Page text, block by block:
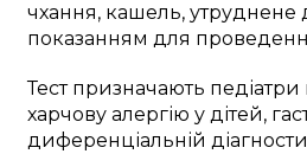
чхання, кашель, утруднене
показанням для
Тест призначають педіатри
харчову алергію у дітей,
диференціальній